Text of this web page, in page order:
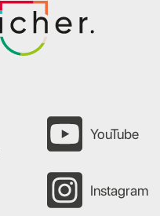
YouTube
Instagram